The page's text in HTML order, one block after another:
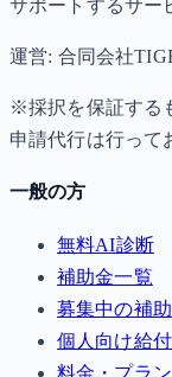
サポートするサー
運営: 合同会社
※採択を保証する
申請代行は行って
一般の方
無料AI診断
補助金一覧
募集中の補
個人向け給